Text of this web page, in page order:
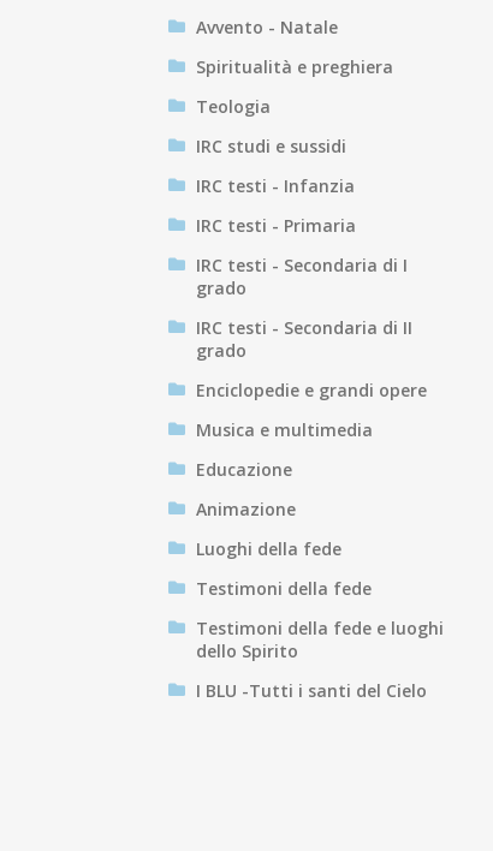
Avvento - Natale
Spiritualità e preghiera
Teologia
IRC studi e sussidi
IRC testi - Infanzia
IRC testi - Primaria
IRC testi - Secondaria di I
grado
IRC testi - Secondaria di II
grado
Enciclopedie e grandi opere
Musica e multimedia
Educazione
Animazione
Luoghi della fede
Testimoni della fede
Testimoni della fede e luoghi
dello Spirito
I BLU -Tutti i santi del Cielo